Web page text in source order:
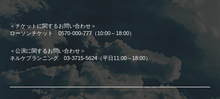
＜チケットに関するお問い合わせ＞
ローソンチケット 0570-000-777（10:00～18:00）
＜公演に関するお問い合わせ＞
ネルケプランニング 03-3715-5624（平日11:00～18:00）